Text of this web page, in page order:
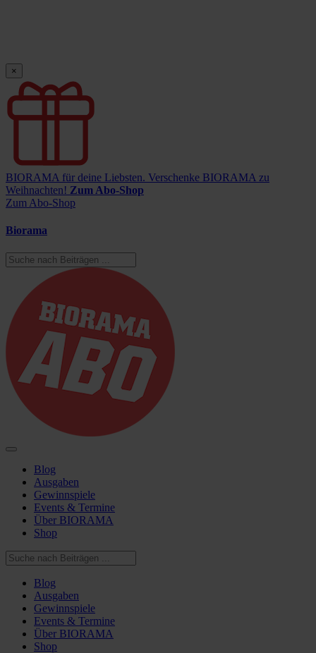
×
BIORAMA für deine Liebsten. Verschenke BIORAMA zu
Weihnachten! Zum Abo-Shop
Zum Abo-Shop
Biorama
Blog
Ausgaben
Gewinnspiele
Events & Termine
Über BIORAMA
Shop
Blog
Ausgaben
Gewinnspiele
Events & Termine
Über BIORAMA
Shop